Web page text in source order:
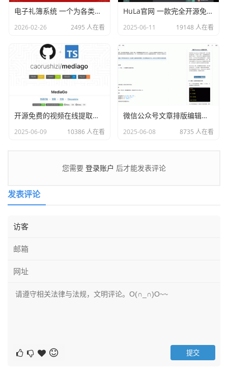
电子礼簿系统 一个为各类红白喜事提供现代化、安全、高效的礼金（份子钱）管理解决方案
2026-02-26 2495 人在看
HuLa官网 一款完全开源免费的仿微信即时通讯系统
2025-06-11 19148 人在看
开源免费的视频在线提取工具：MediaGo
2025-06-09 10386 人在看
微信公众号文章排版编辑器 Markdown编辑器
2025-06-08 8735 人在看
您需要 登录账户 后才能发表评论
发表评论